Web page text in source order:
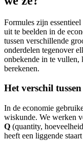
Formules zijn
uit te beelden in de
tussen verschillende
onderdelen tegenover
onbekende in te vullen,
berekenen.
Het verschil
In de economie
wiskunde. We werken
Q (quantity,
heeft een liggende